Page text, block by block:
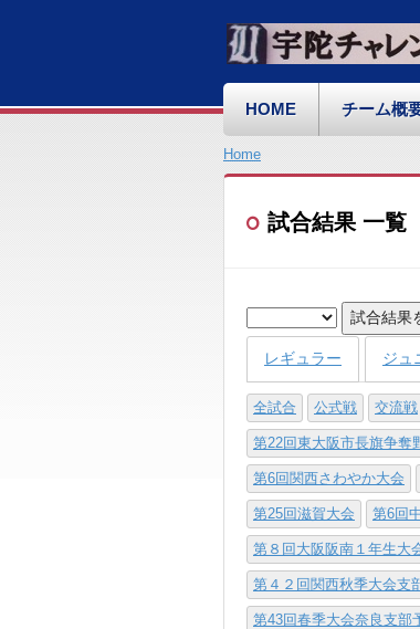
HOME チーム概
Home
試合結果 一覧
試合結果
レギュラー ジュ
全試合 公式戦 交流戦
第22回東大阪市長旗争奪
第6回関西さわやか大会
第25回滋賀大会 第6回
第８回大阪阪南１年生大
第４２回関西秋季大会支
第43回春季大会奈良支部